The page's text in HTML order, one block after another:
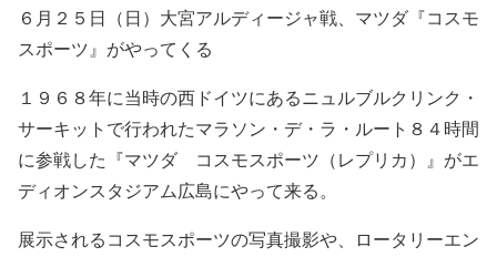
６月２５日（日）大宮アルディージャ戦、マツダ『コスモ
スポーツ』がやってくる
１９６８年に当時の西ドイツにあるニュルブルクリンク・
サーキットで行われたマラソン・デ・ラ・ルート８４時間
に参戦した『マツダ コスモスポーツ（レプリカ）』がエ
ディオンスタジアム広島にやって来る。
展示されるコスモスポーツの写真撮影や、ロータリーエン